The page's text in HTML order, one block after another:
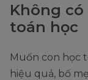
Không
toán học
Muốn con học
hiệu quả, bố